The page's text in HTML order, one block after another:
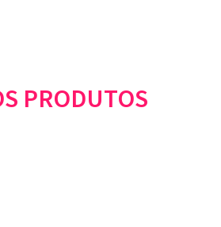
PRODUTOS